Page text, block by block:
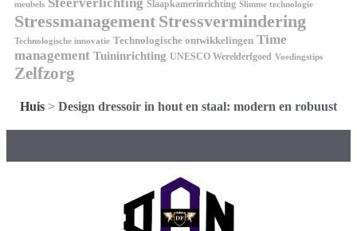
meubels
Slaapkamerinrichting Slimme technologie
Stressmanagement Stressvermindering
Technologische innovatie Technologische ontwikkelingen Time
management Tuininrichting UNESCO Werelderfgoed Voedingstips
Zelfzorg
Huis > Design dressoir in hout en staal: modern en robuust